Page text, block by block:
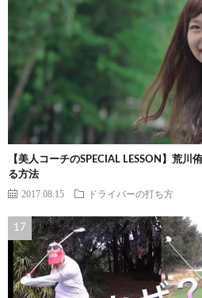
【美人コーチのSPECIAL LESSON】荒
る方法
2017.08.15 ドライバーの打ち方